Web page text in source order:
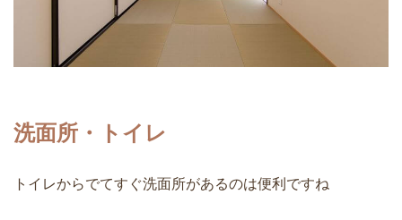
洗面所・トイレ
トイレからでてすぐ洗面所があるのは便利ですね